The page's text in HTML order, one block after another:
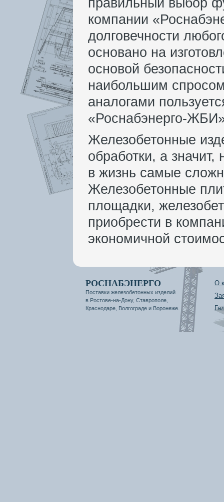
компании
долговечности
основано на
основой
наибольшим
аналогами
«Роснабэнерго-
Железобетонные
обработки, а значит,
в жизнь самые
Железобетонные
площадки,
приобрести в
экономичной
РОСНАБЭНЕРГО
Поставки железобетонных изделий
в Ростове-на-Дону, Ставрополе,
Краснодаре, Волгограде и Воронеже.
О